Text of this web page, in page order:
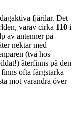
fjärilar. Det
varav cirka 110 i
av antenner på
nektar med
(två hos
återfinns på den
ofta färgstarka
mot varandra över